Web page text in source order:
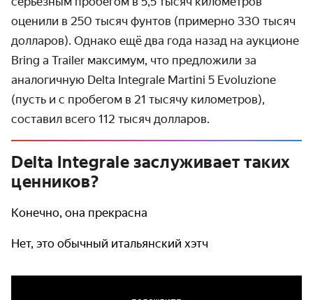
оценили в 250 тысяч фунтов (примерно 330 тысяч
долларов). Однако ещё два года назад на аукционе
Bring a Trailer максимум, что предложили за
аналогичную Delta Integrale Martini 5 Evoluzione
(пусть и с пробегом в 21 тысячу километров),
составил всего 112 тысяч долларов.
Delta Integrale заслуживает таких
ценников?
Конечно, она прекрасна
Нет, это обычный итальянский хэтч